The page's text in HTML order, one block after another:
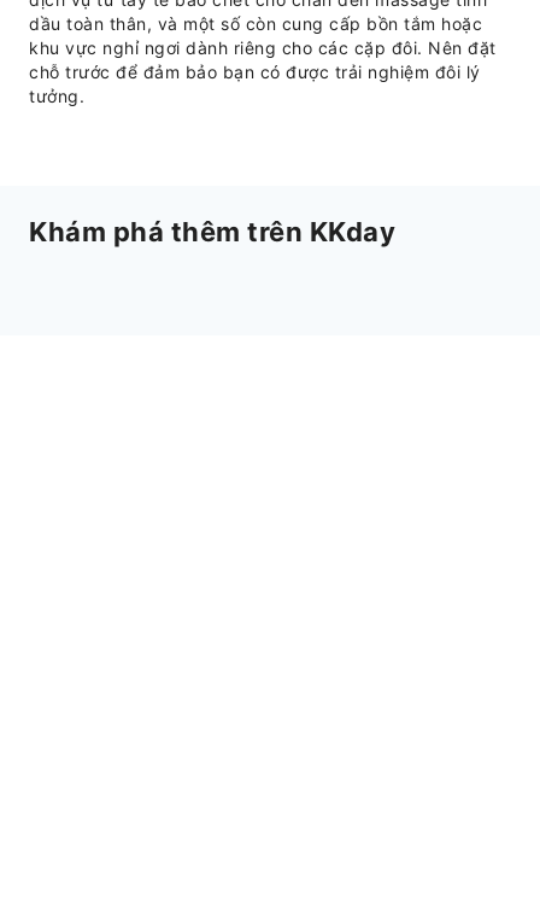
dầu toàn thân, và một số còn cung cấp bồn tắm hoặc
khu vực nghỉ ngơi dành riêng cho các cặp đôi. Nên đặt
chỗ trước để đảm bảo bạn có được trải nghiệm đôi lý
tưởng.
Khám phá thêm trên KKday